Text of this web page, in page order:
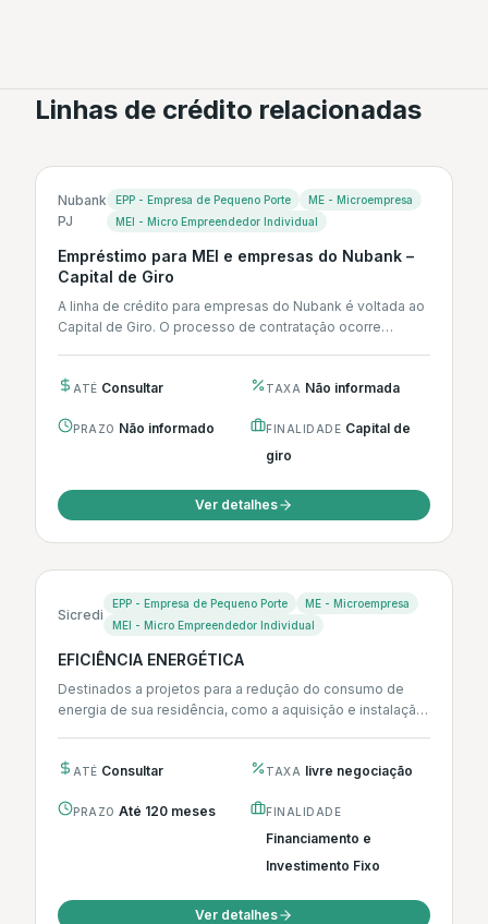
Linhas de crédito relacionadas
Nubank
PJ
EPP - Empresa de Pequeno Porte
ME - Microempresa
MEI - Micro Empreendedor Individual
Empréstimo para MEI e empresas do Nubank –
Capital de Giro
A linha de crédito para empresas do Nubank é voltada ao
Capital de Giro. O processo de contratação ocorre
ATÉ Consultar TAXA Não informada
PRAZO Não informado FINALIDADE Capital de
giro
Ver detalhes
Sicredi
EPP - Empresa de Pequeno Porte
ME - Microempresa
MEI - Micro Empreendedor Individual
EFICIÊNCIA ENERGÉTICA
Destinados a projetos para a redução do consumo de
energia de sua residência, como a aquisição e instalação
ATÉ Consultar TAXA livre negociação
PRAZO Até 120 meses FINALIDADE
Financiamento e
Investimento Fixo
Ver detalhes